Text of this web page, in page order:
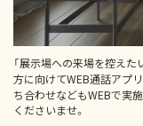
「展示場への来場を控え
方に向けてWEB通話アプ
ち合わせなどもWEBで実
くださいませ。